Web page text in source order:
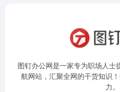
图钉办公网是一家专为职场人士
航网站，汇聚全网的干货知识
力。